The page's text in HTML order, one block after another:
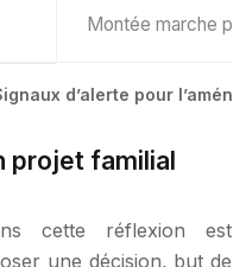
d’alerte pour
Montée marche
projet familial
cette réflexion est
une décision, but de